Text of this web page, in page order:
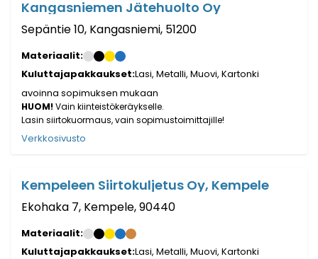
Kangasniemen Jätehuolto Oy
Sepäntie 10, Kangasniemi, 51200
Materiaalit:
Kuluttajapakkaukset:Lasi, Metalli, Muovi, Kartonki
avoinna sopimuksen mukaan
HUOM!Vain kiinteistökeräykselle.
Lasin siirtokuormaus, vain sopimustoimittajille!
Verkkosivusto
Kempeleen Siirtokuljetus Oy, Kempele
Ekohaka 7, Kempele, 90440
Materiaalit:
Kuluttajapakkaukset:Lasi, Metalli, Muovi, Kartonki